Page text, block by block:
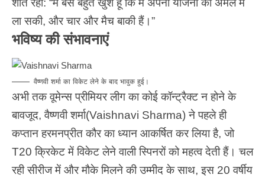
शांत रहीं: “मैं बस बहुत खुश हूं कि मैं अपनी योजना को अमल में
ला सकी, और चार और मैच बाकी हैं।”
भविष्य की संभावनाएं
वैष्णवी शर्मा का विकेट लेने के बाद भावुक हुई।
अभी तक वूमेन्स प्रीमियर लीग का कोई कॉन्ट्रैक्ट न होने के
बावजूद, वैष्णवी शर्मा(Vaishnavi Sharma) ने पहले ही
कप्तान हरमनप्रीत कौर का ध्यान आकर्षित कर लिया है, जो
T20 क्रिकेट में विकेट लेने वाली स्पिनरों को महत्व देती हैं। चल
रही सीरीज में और मौके मिलने की उम्मीद के साथ, इस 20 वर्षीय